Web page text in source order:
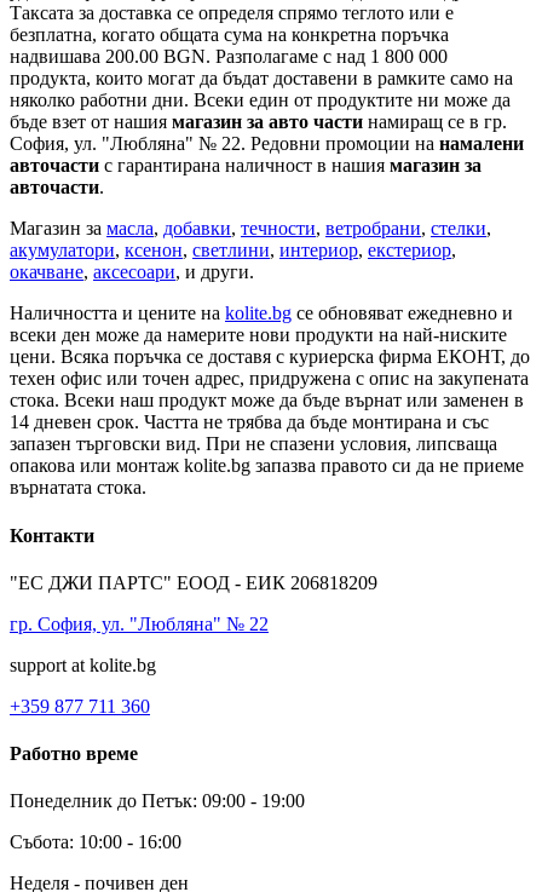
Таксата за доставка се определя спрямо теглото или е
безплатна, когато общата сума на конкретна поръчка
надвишава 200.00 BGN. Разполагаме с над 1 800 000
продукта, които могат да бъдат доставени в рамките само на
няколко работни дни. Всеки един от продуктите ни може да
бъде взет от нашия магазин за авто части намиращ се в гр.
София, ул. "Любляна" № 22. Редовни промоции на намалени
авточасти с гарантирана наличност в нашия магазин за
авточасти.
Магазин за масла, добавки, течности, ветробрани, стелки,
акумулатори, ксенон, светлини, интериор, екстериор,
окачване, аксесоари, и други.
Наличността и цените на kolite.bg се обновяват ежедневно и
всеки ден може да намерите нови продукти на най-ниските
цени. Всяка поръчка се доставя с куриерска фирма ЕКОНТ, до
техен офис или точен адрес, придружена с опис на закупената
стока. Всеки наш продукт може да бъде върнат или заменен в
14 дневен срок. Частта не трябва да бъде монтирана и със
запазен търговски вид. При не спазени условия, липсваща
опакова или монтаж kolite.bg запазва правото си да не приеме
върнатата стока.
Контакти
"ЕС ДЖИ ПАРТС" ЕООД - ЕИК 206818209
гр. София, ул. "Любляна" № 22
support at kolite.bg
+359 877 711 360
Работно време
Понеделник до Петък: 09:00 - 19:00
Събота: 10:00 - 16:00
Неделя - почивен ден